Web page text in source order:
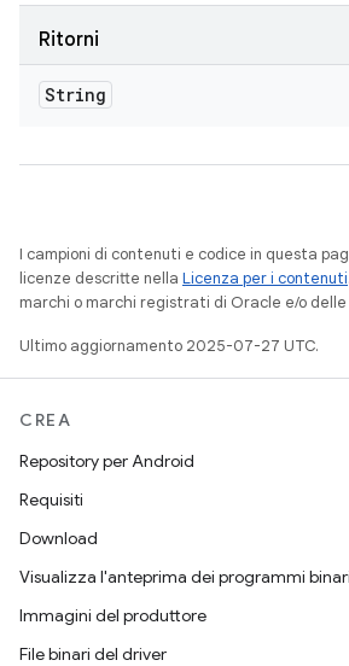
Ritorni
String
I campioni di contenuti e codice in questa
licenze descritte nella Licenza per i contenuti
marchi o marchi registrati di Oracle e/o
Ultimo aggiornamento 2025-07-27 UTC.
CREA
Repository per Android
Requisiti
Download
Visualizza l'anteprima dei programmi binari
Immagini del produttore
File binari del driver